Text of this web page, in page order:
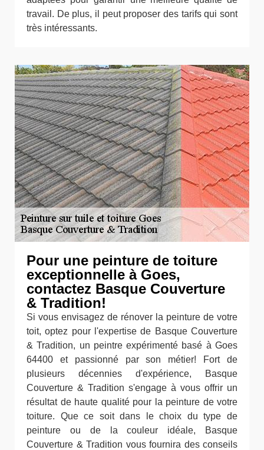
travail. De plus, il peut proposer des tarifs qui sont
très intéressants.
Pour une peinture de toiture
exceptionnelle à Goes,
contactez Basque Couverture
& Tradition!
Si vous envisagez de rénover la peinture de votre
toit, optez pour l'expertise de Basque Couverture
& Tradition, un peintre expérimenté basé à Goes
64400 et passionné par son métier! Fort de
plusieurs décennies d'expérience, Basque
Couverture & Tradition s'engage à vous offrir un
résultat de haute qualité pour la peinture de votre
toiture. Que ce soit dans le choix du type de
peinture ou de la couleur idéale, Basque
Couverture & Tradition vous fournira des conseils